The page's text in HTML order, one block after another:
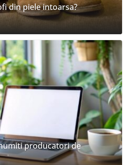
din piele intoarsa?
producatori de